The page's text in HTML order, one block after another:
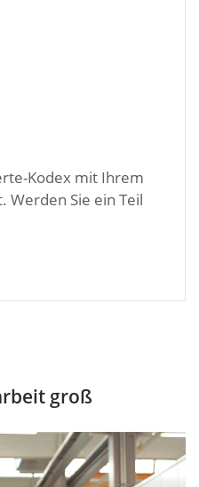
Kodex mit Ihrem
Werden Sie ein Teil
groß